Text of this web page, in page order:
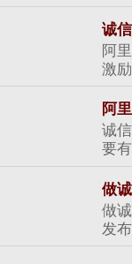
诚
阿
激
阿
诚
要
做
做
发